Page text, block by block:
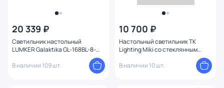
20 339 ₽
Светильник настольный
LUMKER Galaktika GL-168BL-8-
WW IP40 3000K 8W 00-00034271
В наличии 109 шт.
10 700 ₽
Настольный светильник TK
Lighting Miki со стеклянным
В наличии 10 шт.